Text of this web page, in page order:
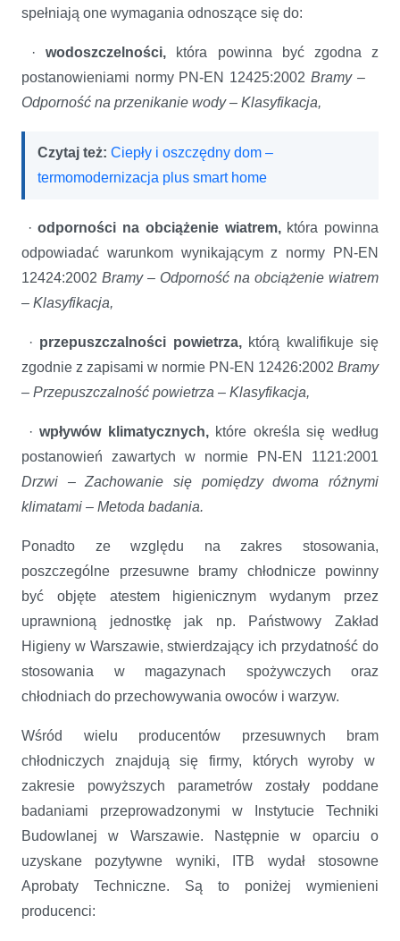
spełniają one wymagania odnoszące się do:
·wodoszczelności, która powinna być zgodna z
postanowieniami normy PN-EN 12425:2002 Bramy –
Odporność na przenikanie wody – Klasyfikacja,
Czytaj też: Ciepły i oszczędny dom –
termomodernizacja plus smart home
·odporności na obciążenie wiatrem, która powinna
odpowiadać warunkom wynikającym z normy PN-EN
12424:2002 Bramy – Odporność na obciążenie wiatrem
– Klasyfikacja,
· przepuszczalności powietrza, którą kwalifikuje się
zgodnie z zapisami w normie PN-EN 12426:2002 Bramy
– Przepuszczalność powietrza – Klasyfikacja,
·wpływów klimatycznych, które określa się według
postanowień zawartych w normie PN-EN 1121:2001
Drzwi – Zachowanie się pomiędzy dwoma różnymi
klimatami – Metoda badania.
Ponadto ze względu na zakres stosowania,
poszczególne przesuwne bramy chłodnicze powinny
być objęte atestem higienicznym wydanym przez
uprawnioną jednostkę jak np. Państwowy Zakład
Higieny w Warszawie, stwierdzający ich przydatność do
stosowania w magazynach spożywczych oraz
chłodniach do przechowywania owoców i warzyw.
Wśród wielu producentów przesuwnych bram
chłodniczych znajdują się firmy, których wyroby w
zakresie powyższych parametrów zostały poddane
badaniami przeprowadzonymi w Instytucie Techniki
Budowlanej w Warszawie. Następnie w oparciu o
uzyskane pozytywne wyniki, ITB wydał stosowne
Aprobaty Techniczne. Są to poniżej wymienieni
producenci: